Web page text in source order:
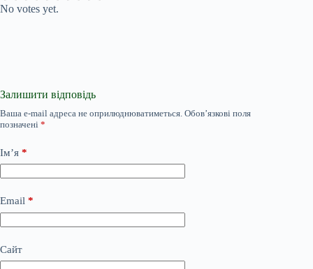
No votes yet.
Залишити відповідь
Ваша e-mail адреса не оприлюднюватиметься. Обов’язкові поля
позначені *
Ім’я *
Email *
Сайт